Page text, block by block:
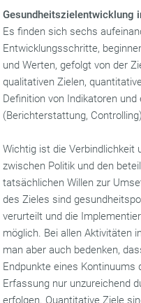
Gesundheitszielentwicklung
Es finden sich sechs
Entwicklungsschritte,
und Werten, gefolgt von der
qualitativen Zielen,
Definition von Indikatoren
(Berichterstattung,
Wichtig ist die Verbindlichkeit
zwischen Politik und den
tatsächlichen Willen zur
des Zieles sind
verurteilt und die
möglich. Bei allen Aktivitäten
man aber auch bedenken,
Endpunkte eines Kontinuums
Erfassung nur unzureichend
erfolgen. Quantitative Ziele